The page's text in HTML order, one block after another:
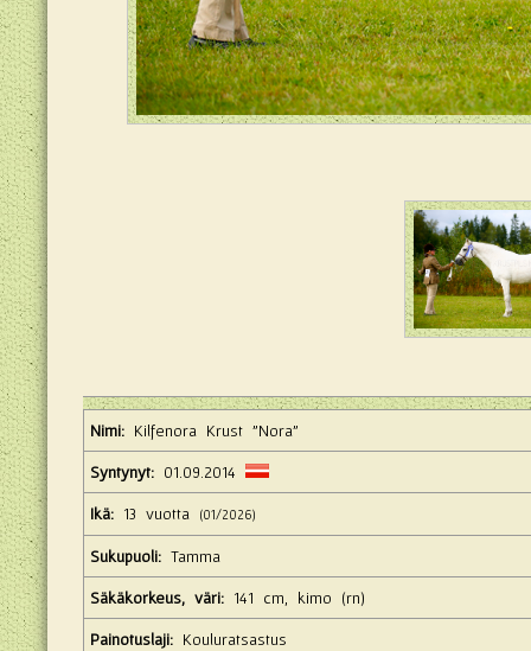
Nimi: Kilfenora Krust "Nora"
Syntynyt: 01.09.2014
Ikä: 13 vuotta (01/2026)
Sukupuoli: Tamma
Säkäkorkeus, väri: 141 cm, kimo (rn)
Painotuslaji: Kouluratsastus